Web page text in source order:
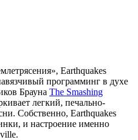
Earthquakes
программинг в духе
Брауна The Smashing
легкий, печально-
Собственно, Earthquakes
и настроение именно